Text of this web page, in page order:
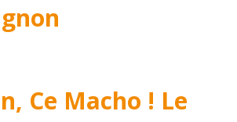
Ce Macho ! Le